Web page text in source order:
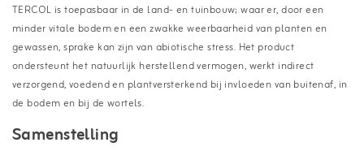
TERCOL is toepasbaar in de land- en tuinbouw; waar er, door een
minder vitale bodem en een zwakke weerbaarheid van planten en
gewassen, sprake kan zijn van abiotische stress. Het product
ondersteunt het natuurlijk herstellend vermogen, werkt indirect
verzorgend, voedend en plantversterkend bij invloeden van buitenaf, in
de bodem en bij de wortels.
Samenstelling